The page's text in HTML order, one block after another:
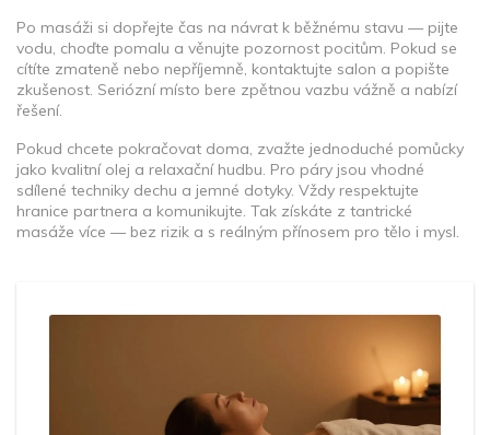
Po masáži si dopřejte čas na návrat k běžnému stavu — pijte
vodu, choďte pomalu a věnujte pozornost pocitům. Pokud se
cítíte zmateně nebo nepříjemně, kontaktujte salon a popište
zkušenost. Seriózní místo bere zpětnou vazbu vážně a nabízí
řešení.
Pokud chcete pokračovat doma, zvažte jednoduché pomůcky
jako kvalitní olej a relaxační hudbu. Pro páry jsou vhodné
sdílené techniky dechu a jemné dotyky. Vždy respektujte
hranice partnera a komunikujte. Tak získáte z tantrické
masáže více — bez rizik a s reálným přínosem pro tělo i mysl.